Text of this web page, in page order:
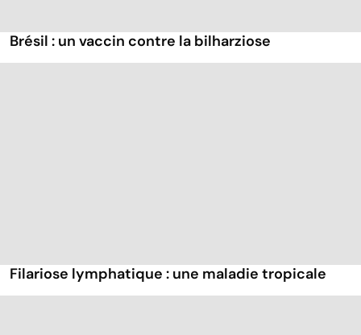
Brésil : un vaccin contre la bilharziose
Filariose lymphatique : une maladie tropicale